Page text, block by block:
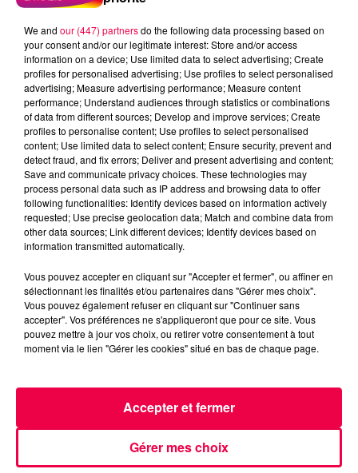
5 août 2026
Des assiettes Linvosges rappelées pour
excès de plomb
Du plomb a été détecté dans deux assiettes en
céramique vendues entre 2020 et 2022 par Linvosges.
3 août 2026
dans les Vosges
We and our (447) partnersdo the following data processing based on
your consent and/or our legitimate interest: Store and/or access
information on a device; Use limited data to select advertising; Create
profiles for personalised advertising; Use profiles to select personalised
advertising; Measure advertising performance; Measure content
performance; Understand audiences through statistics or combinations
of data from different sources; Develop and improve services; Create
profiles to personalise content; Use profiles to select personalised
content; Use limited data to select content; Ensure security, prevent and
detect fraud, and fix errors; Deliver and present advertising and content;
Save and communicate privacy choices. These technologies may
process personal data such as IP address and browsing data to offer
following functionalities: Identify devices based on information actively
requested; Use precise geolocation data; Match and combine data from
other data sources; Link different devices; Identify devices based on
information transmitted automatically.
Vous pouvez accepter en cliquant sur "Accepter et fermer", ou affiner en
sélectionnant les finalités et/ou partenaires dans "Gérer mes choix".
Vous pouvez également refuser en cliquant sur "Continuer sans
accepter". Vos préférences ne s'appliqueront que pour ce site. Vous
pouvez mettre à jour vos choix, ou retirer votre consentement à tout
moment via le lien "Gérer les cookies" situé en bas de chaque page.
Gérer mes choix
Accepter et fermer